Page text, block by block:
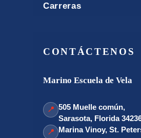
Carreras
CONTÁCTENOS
Marino Escuela de Vela
📍 505 Muelle común,
Sarasota, Florida
📍 Marina Vinoy, St.